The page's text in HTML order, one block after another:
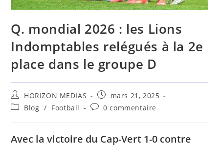
Q. mondial 2026 : les Lions
Indomptables relégués à la 2e
place dans le groupe D
HORIZON MEDIAS
mars 21, 2025
Blog / Football 0 commentaire
Avec la victoire du Cap-Vert 1-0 contre